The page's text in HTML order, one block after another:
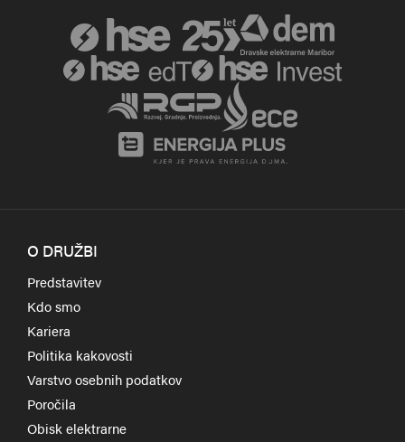
O DRUŽBI
Predstavitev
Kdo smo
Kariera
Politika kakovosti
Varstvo osebnih podatkov
Poročila
Obisk elektrarne